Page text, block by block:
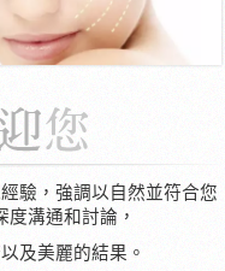
驗，強調以自然並符合您
溝通和討論，
及美麗的結果。